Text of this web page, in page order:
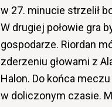
w 27. minucie strzelił
W drugiej połowie gra
gospodarze. Riordan
zderzeniu głowami z
Halon. Do końca
w doliczonym czasie.